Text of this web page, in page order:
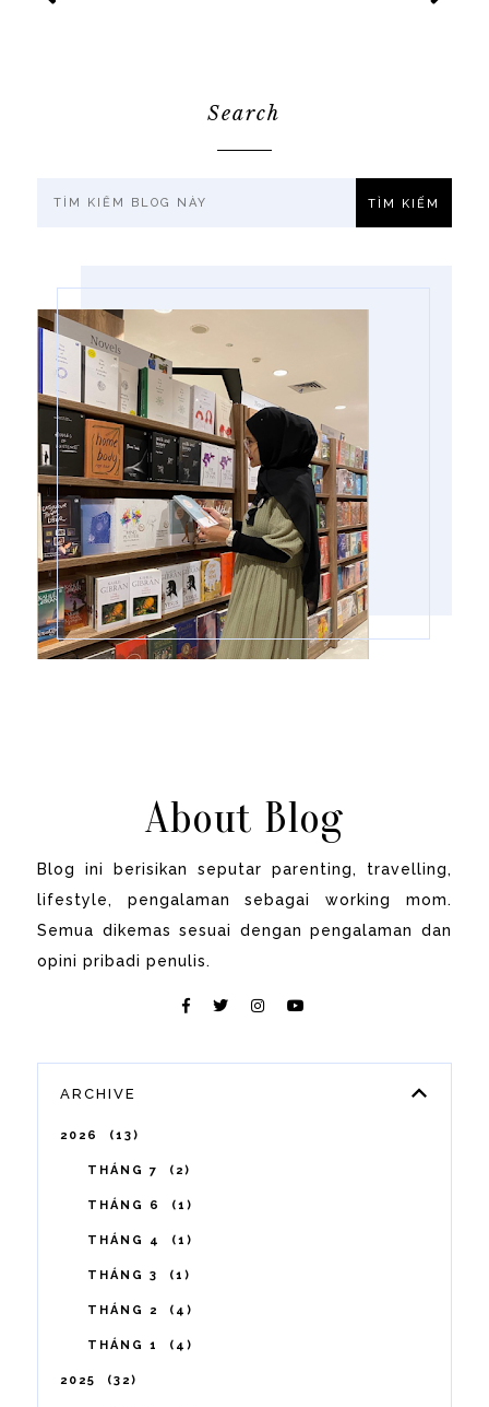
Search
About Blog
Blog ini berisikan seputar parenting, travelling,
lifestyle, pengalaman sebagai working mom.
Semua dikemas sesuai dengan pengalaman dan
opini pribadi penulis.
ARCHIVE
2026 13
THÁNG 7 2
THÁNG 6 1
THÁNG 4 1
THÁNG 3 1
THÁNG 2 4
THÁNG 1 4
2025 32